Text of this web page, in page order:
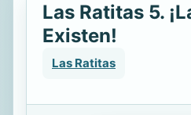
Las Ratitas 5.
Existen!
Las Ratitas